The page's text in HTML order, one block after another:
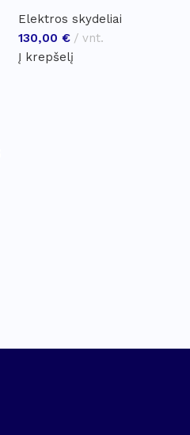
Elektros skydeliai
130,00 €
vnt.
Į krepšelį